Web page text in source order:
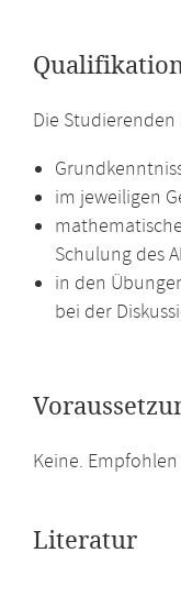
Die Studierenden
im jeweiligen
Schulung des
in den
bei der
Keine.
Literatur